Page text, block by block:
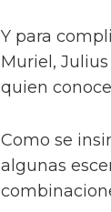
Y para
Muriel,
quien
Como se
algunas